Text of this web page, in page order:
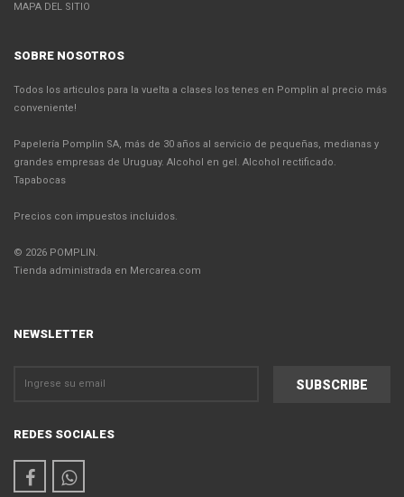
MAPA DEL SITIO
SOBRE NOSOTROS
Todos los articulos para la vuelta a clases los tenes en Pomplin al precio más
conveniente!
Papelería Pomplin SA, más de 30 años al servicio de pequeñas, medianas y
grandes empresas de Uruguay. Alcohol en gel. Alcohol rectificado.
Tapabocas
Precios con impuestos incluidos.
© 2026 POMPLIN.
Tienda administrada en Mercarea.com
NEWSLETTER
REDES SOCIALES